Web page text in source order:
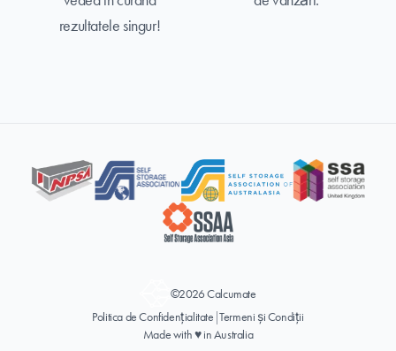
rezultatele singur!
©2026 Calcumate
Politica de Confidențialitate |Termeni și Condiții
Made with ♥ in Australia